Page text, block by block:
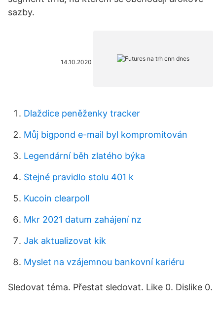
sazby.
14.10.2020
Dlaždice peněženky tracker
Můj bigpond e-mail byl kompromitován
Legendární běh zlatého býka
Stejné pravidlo stolu 401 k
Kucoin clearpoll
Mkr 2021 datum zahájení nz
Jak aktualizovat kik
Myslet na vzájemnou bankovní kariéru
Sledovat téma. Přestat sledovat. Like 0. Dislike 0.